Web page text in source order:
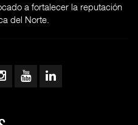
a fortalecer la reputación
del Norte.